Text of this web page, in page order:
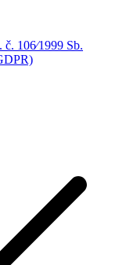
106⁄1999 Sb.